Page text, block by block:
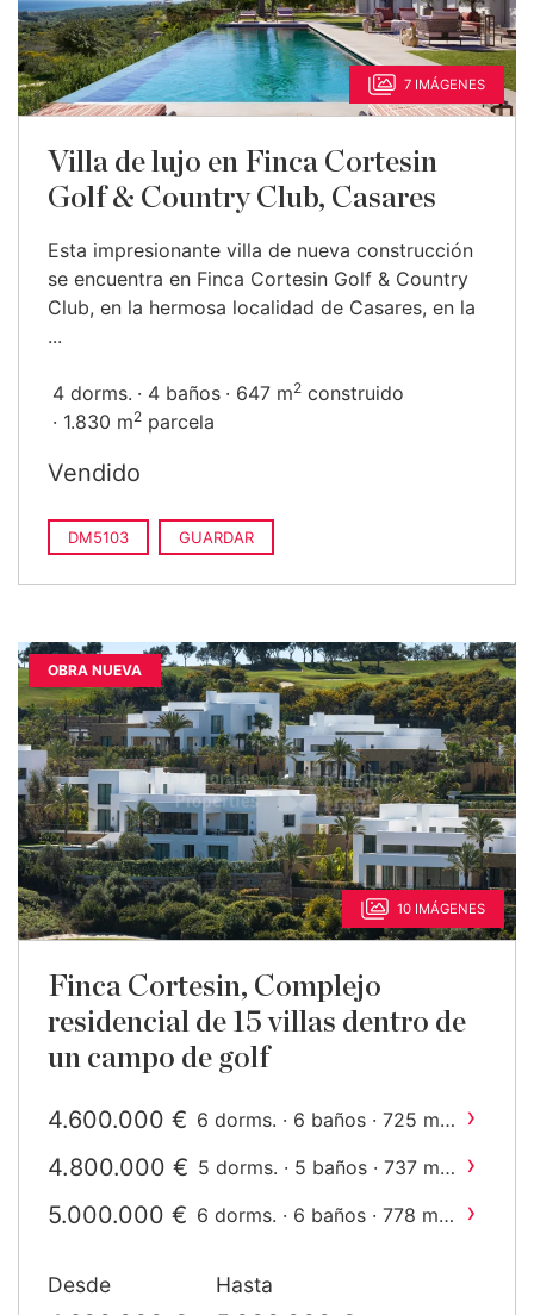
7 IMÁGENES
Villa de lujo en Finca Cortesin
Golf & Country Club, Casares
Esta impresionante villa de nueva construcción
se encuentra en Finca Cortesin Golf & Country
Club, en la hermosa localidad de Casares, en la
...
4 dorms. 4 baños 647 m2 construido
1.830 m2 parcela
Vendido
DM5103 GUARDAR
OBRA NUEVA
10 IMÁGENES
Finca Cortesin, Complejo
residencial de 15 villas dentro de
un campo de golf
4.600.000 € 6 dorms. · 6 baños · 725 m ›
4.800.000 € 5 dorms. · 5 baños · 737 m ›
5.000.000 € 6 dorms. · 6 baños · 778 m ›
Desde Hasta